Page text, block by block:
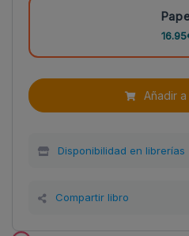
Añadir
Disponibilidad en librerías
Compartir libro